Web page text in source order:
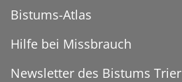
Bistums-Atlas
Hilfe bei Missbrauch
Newsletter des Bistums Trier